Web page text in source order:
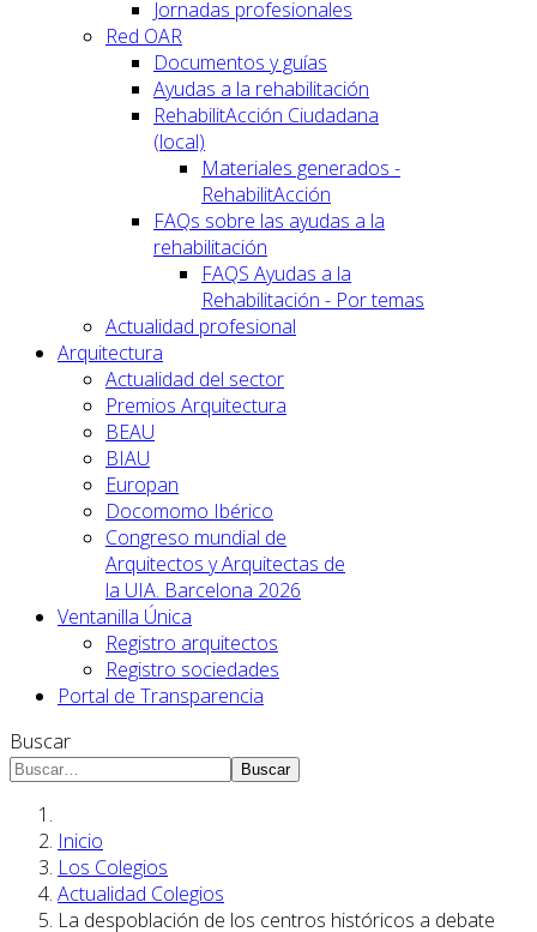
Jornadas profesionales
Red OAR
Documentos y guías
Ayudas a la rehabilitación
RehabilitAcción Ciudadana
(local)
Materiales generados -
RehabilitAcción
FAQs sobre las ayudas a la
rehabilitación
FAQS Ayudas a la
Rehabilitación - Por temas
Actualidad profesional
Arquitectura
Actualidad del sector
Premios Arquitectura
BEAU
BIAU
Europan
Docomomo Ibérico
Congreso mundial de
Arquitectos y Arquitectas de
la UIA. Barcelona 2026
Ventanilla Única
Registro arquitectos
Registro sociedades
Portal de Transparencia
Buscar
Buscar
Inicio
Los Colegios
Actualidad Colegios
La despoblación de los centros históricos a debate